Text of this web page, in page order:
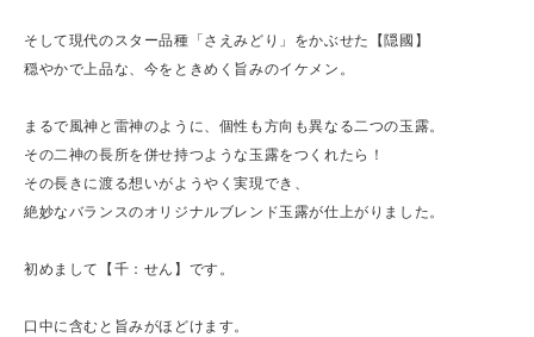
そして現代のスター品種「さえみどり」をかぶせた【隠國】
穏やかで上品な、今をときめく旨みのイケメン。
まるで風神と雷神のように、個性も方向も異なる二つの玉露。
その二神の長所を併せ持つような玉露をつくれたら！
その長きに渡る想いがようやく実現でき、
絶妙なバランスのオリジナルブレンド玉露が仕上がりました。
初めまして【千：せん】です。
口中に含むと旨みがほどけます。